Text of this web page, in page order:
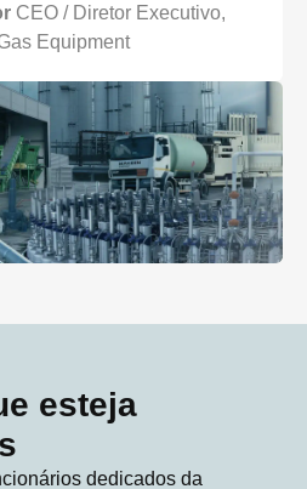
CEO / Diretor Executivo,
Equipment
esteja
dedicados da